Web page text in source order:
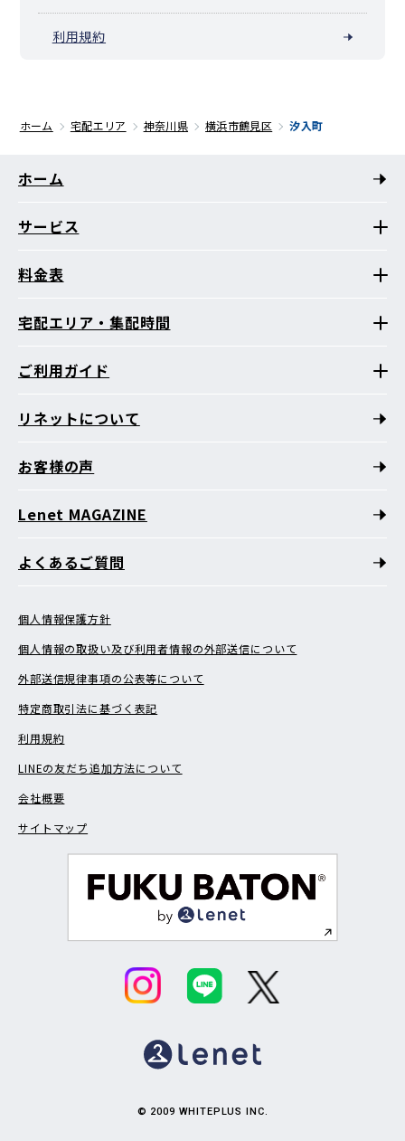
利用規約
ホーム 宅配エリア 神奈川県 横浜市鶴見区 汐入町
ホーム
サービス
料金表
宅配エリア・集配時間
ご利用ガイド
リネットについて
お客様の声
Lenet MAGAZINE
よくあるご質問
個人情報保護方針
個人情報の取扱い及び利用者情報の外部送信について
外部送信規律事項の公表等について
特定商取引法に基づく表記
利用規約
LINEの友だち追加方法について
会社概要
サイトマップ
© 2009 WHITEPLUS INC.